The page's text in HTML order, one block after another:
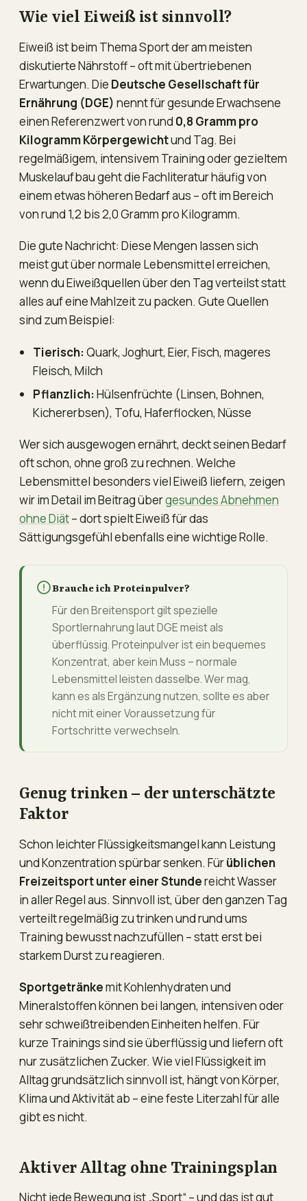
Wie viel Eiweiß ist sinnvoll?
Eiweiß ist beim Thema Sport der am meisten
diskutierte Nährstoff – oft mit übertriebenen
Erwartungen. Die Deutsche Gesellschaft für
Ernährung (DGE) nennt für gesunde Erwachsene
einen Referenzwert von rund 0,8 Gramm pro
Kilogramm Körpergewichtund Tag. Bei
regelmäßigem, intensivem Training oder gezieltem
Muskelaufbau geht die Fachliteratur häufig von
einem etwas höheren Bedarf aus – oft im Bereich
von rund 1,2 bis 2,0 Gramm pro Kilogramm.
Die gute Nachricht: Diese Mengen lassen sich
meist gut über normale Lebensmittel erreichen,
wenn du Eiweißquellen über den Tag verteilst statt
alles auf eine Mahlzeit zu packen. Gute Quellen
sind zum Beispiel:
Tierisch:Quark, Joghurt, Eier, Fisch, mageres
Fleisch, Milch
Pflanzlich:Hülsenfrüchte (Linsen, Bohnen,
Kichererbsen), Tofu, Haferflocken, Nüsse
Wer sich ausgewogen ernährt, deckt seinen Bedarf
oft schon, ohne groß zu rechnen. Welche
Lebensmittel besonders viel Eiweiß liefern, zeigen
wir im Detail im Beitrag übergesundes Abnehmen
ohne Diät– dort spielt Eiweiß für das
Sättigungsgefühl ebenfalls eine wichtige Rolle.
Brauche ich Proteinpulver?
Für den Breitensport gilt spezielle
Sportlernahrung laut DGE meist als
überflüssig. Proteinpulver ist ein bequemes
Konzentrat, aber kein Muss – normale
Lebensmittel leisten dasselbe. Wer mag,
kann es als Ergänzung nutzen, sollte es aber
nicht mit einer Voraussetzung für
Fortschritte verwechseln.
Genug trinken – der unterschätzte
Faktor
Schon leichter Flüssigkeitsmangel kann Leistung
und Konzentration spürbar senken. Fürüblichen
Freizeitsport unter einer Stundereicht Wasser
in aller Regel aus. Sinnvoll ist, über den ganzen Tag
verteilt regelmäßig zu trinken und rund ums
Training bewusst nachzufüllen – statt erst bei
starkem Durst zu reagieren.
Sportgetränkemit Kohlenhydraten und
Mineralstoffen können bei langen, intensiven oder
sehr schweißtreibenden Einheiten helfen. Für
kurze Trainings sind sie überflüssig und liefern oft
nur zusätzlichen Zucker. Wie viel Flüssigkeit im
Alltag grundsätzlich sinnvoll ist, hängt von Körper,
Klima und Aktivität ab – eine feste Literzahl für alle
gibt es nicht.
Aktiver Alltag ohne Trainingsplan
Nicht jede Bewegung ist „Sport“ – und das ist gut